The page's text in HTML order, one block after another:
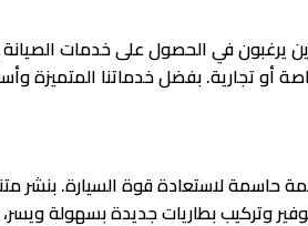
يرغبون في الحصول على خدمات
أو تجارية. بفضل خدماتنا المتميزة
حاسمة لاستعادة قوة السيارة.
وتركيب بطاريات جديدة بسهولة